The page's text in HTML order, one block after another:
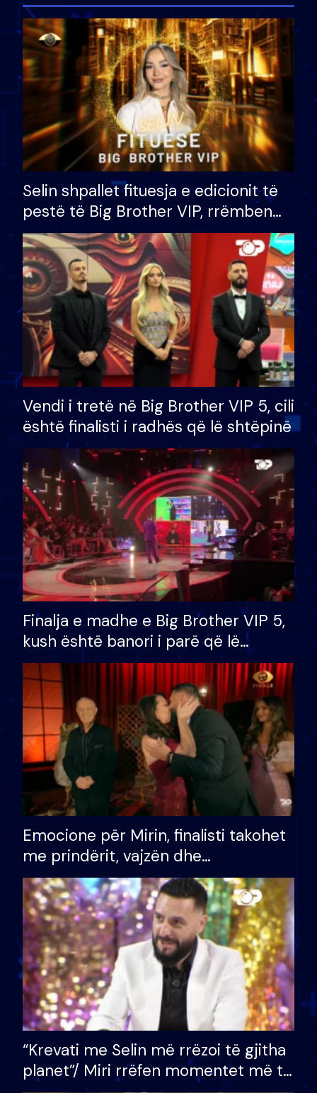
Selin shpallet fituesja e edicionit të
pestë të Big Brother VIP, rrëmben
çmimin e madh prej 100 mijë eurosh
Vendi i tretë në Big Brother VIP 5, cili
është finalisti i radhës që lë shtëpinë
Finalja e madhe e Big Brother VIP 5,
kush është banori i parë që lë
shtëpinë dhe humb mundësinë për
të fituar çmimin e madh
Emocione për Mirin, finalisti takohet
me prindërit, vajzën dhe
bashkëshorten: S’kemi ndonjë letër
divorci apo jo?
“Krevati me Selin më rrëzoi të gjitha
planet”/ Miri rrëfen momentet më të